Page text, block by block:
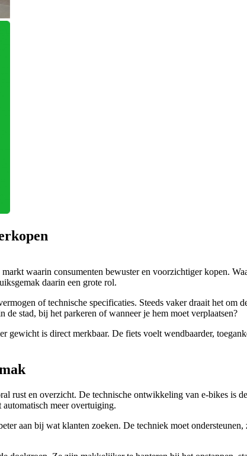
waarin consumenten bewuster en voorzichtiger kopen.
daarin een grote rol.
of technische specificaties. Steeds vaker draait het
stad, bij het parkeren of wanneer je hem moet verplaatsen?
gewicht is direct merkbaar. De fiets voelt wendbaarder,
rust en overzicht. De technische ontwikkeling van e-bikes is
meer overtuiging.
aan bij wat klanten zoeken. De techniek moet